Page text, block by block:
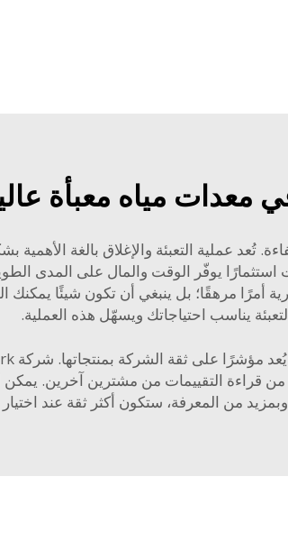
مياه معبأة
تُعد عملية التعبئة والإغلاق بالغة
يوفّر الوقت والمال على المدى
أمرًا مرهقًا؛ بل ينبغي أن تكون شيئًا
يناسب احتياجاتك ويسهّل هذه العملية.
قراءة التقييمات من مشترين آخرين.
من المعرفة، ستكون أكثر ثقة عند